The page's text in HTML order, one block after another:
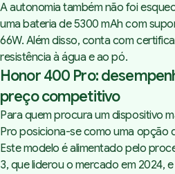
A autonomia também não foi
uma bateria de 5300 mAh com
66W. Além disso, conta com
resistência à água e ao pó.
Honor 400 Pro:
preço competitivo
Para quem procura um dispositivo
Pro posiciona-se como uma opção
Este modelo é alimentado pelo
3, que liderou o mercado em 2024,